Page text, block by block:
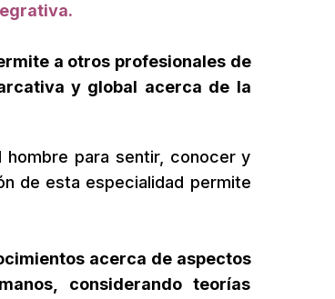
.
a otros profesionales de
y global acerca de la
hombre para sentir, conocer y
de esta especialidad permite
acerca de aspectos
considerando teorías